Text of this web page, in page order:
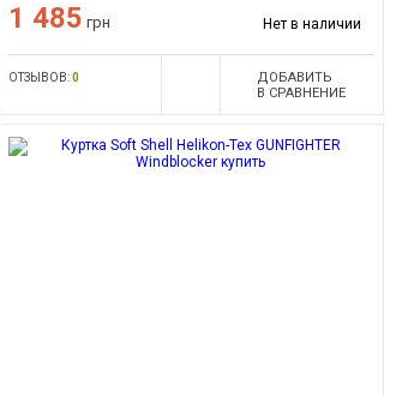
1 485 грн Нет в наличии
ОТЗЫВОВ:0
ДОБАВИТЬ
В СРАВНЕНИЕ